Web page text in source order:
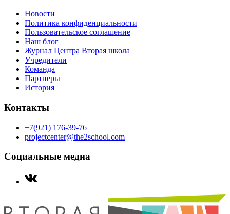
Новости
Политика конфиденциальности
Пользовательское соглашение
Наш блог
Журнал Центра Вторая школа
Учредители
Команда
Партнеры
История
Контакты
+7(921) 176-39-76
projectcenter@the2school.com
Социальные медиа